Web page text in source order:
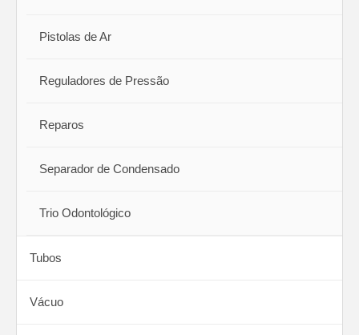
Pistolas de Ar
Reguladores de Pressão
Reparos
Separador de Condensado
Trio Odontológico
Tubos
Vácuo